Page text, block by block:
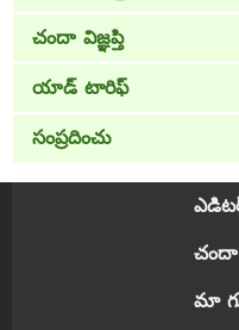
చందా విజ్ఞప్తి
యాడ్ టారిఫ్
సంప్రదించు
చందా
మా